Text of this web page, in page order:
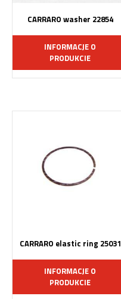
CARRARO washer 22854
INFORMACJE O
PRODUKCIE
CARRARO elastic ring 25031
INFORMACJE O
PRODUKCIE